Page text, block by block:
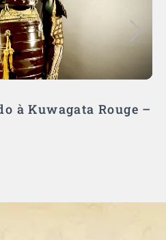
à Kuwagata Rouge –